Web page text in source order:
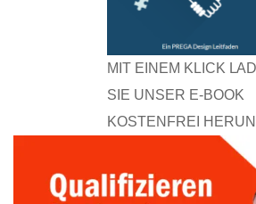
MIT EINEM KLICK
SIE UNSER E-BOOK
KOSTENFREI